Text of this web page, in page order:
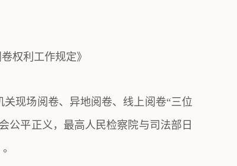
权利工作规定》
现场阅卷、异地阅卷、线上阅卷“三位
公平正义，最高人民检察院与司法部日